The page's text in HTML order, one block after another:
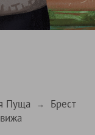
Пуща → Брест